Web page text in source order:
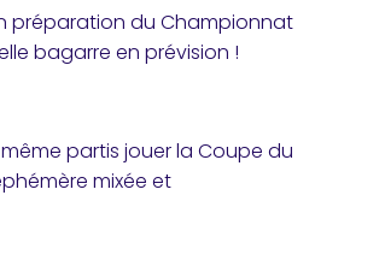
préparation du Championnat
bagarre en prévision !
partis jouer la Coupe du
mixée et